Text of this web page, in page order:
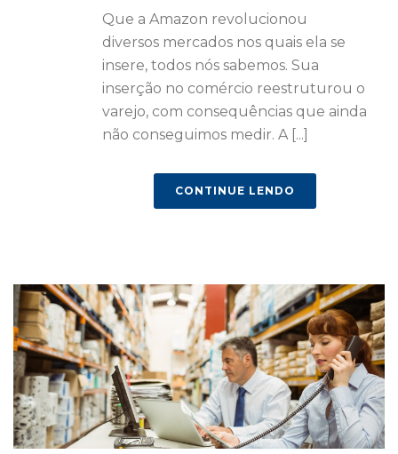
Que a Amazon revolucionou
diversos mercados nos quais ela se
insere, todos nós sabemos. Sua
inserção no comércio reestruturou o
varejo, com consequências que ainda
não conseguimos medir. A [...]
CONTINUE LENDO